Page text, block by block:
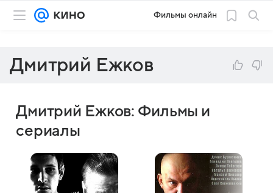
Фильмы онлайн
Дмитрий Ежков
Дмитрий Ежков: Фильмы и
сериалы